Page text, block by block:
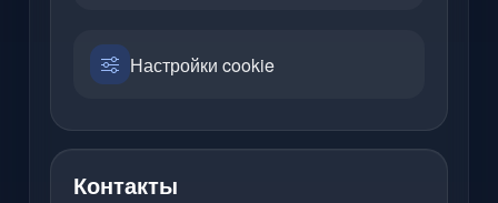
Настройки cookie
Контакты